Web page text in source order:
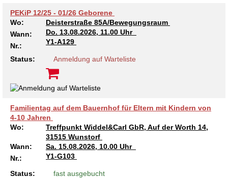
PEKiP 12/25 - 01/26 Geborene
Wo:
Deisterstraße 85A/Bewegungsraum
Wann:
Do. 13.08.2026, 11.00 Uhr
Nr.:
Y1-A129
Status: Anmeldung auf Warteliste
Familientag auf dem Bauernhof für Eltern mit Kindern von
4-10 Jahren
Wo:
Treffpunkt Widdel&Carl GbR, Auf der Worth 14,
31515 Wunstorf
Wann:
Sa. 15.08.2026, 10.00 Uhr
Nr.:
Y1-G103
Status: fast ausgebucht